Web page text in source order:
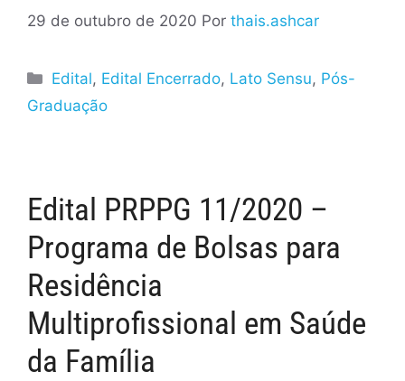
29 de outubro de 2020 Por thais.ashcar
Edital, Edital Encerrado, Lato Sensu, Pós-
Graduação
Edital PRPPG 11/2020 –
Programa de Bolsas para
Residência
Multiprofissional em Saúde
da Família